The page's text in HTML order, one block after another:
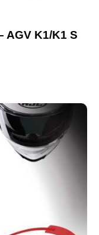
AGV K1/K1 S